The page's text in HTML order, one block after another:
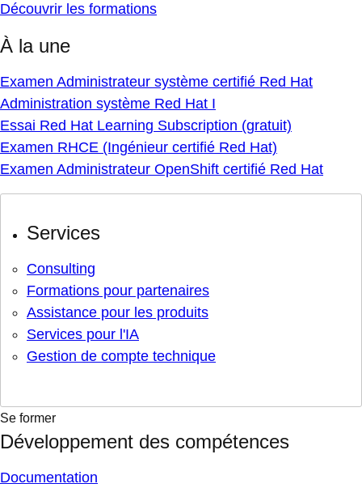
Découvrir les formations
À la une
Examen Administrateur système certifié Red Hat
Administration système Red Hat I
Essai Red Hat Learning Subscription (gratuit)
Examen RHCE (Ingénieur certifié Red Hat)
Examen Administrateur OpenShift certifié Red Hat
Services
Consulting
Formations pour partenaires
Assistance pour les produits
Services pour l'IA
Gestion de compte technique
Se former
Développement des compétences
Documentation